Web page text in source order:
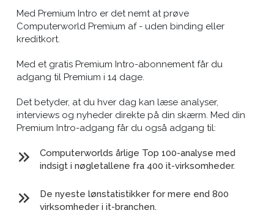
Med Premium Intro er det nemt at prøve
Computerworld Premium af - uden binding eller
kreditkort.
Med et gratis Premium Intro-abonnement får du
adgang til Premium i 14 dage.
Det betyder, at du hver dag kan læse analyser,
interviews og nyheder direkte på din skærm. Med din
Premium Intro-adgang får du også adgang til:
Computerworlds årlige Top 100-analyse med
indsigt i nøgletallene fra 400 it-virksomheder.
De nyeste lønstatistikker for mere end 800
virksomheder i it-branchen.